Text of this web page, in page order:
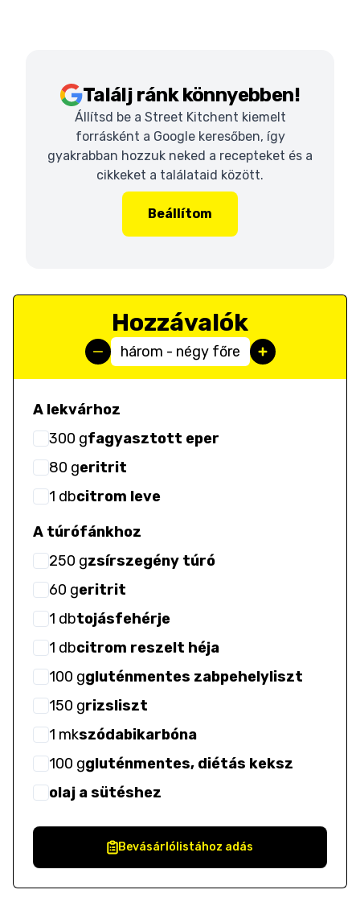
Találj ránk könnyebben!
Állítsd be a Street Kitchent kiemelt
forrásként a Google keresőben, így
gyakrabban hozzuk neked a recepteket és a
cikkeket a találataid között.
Beállítom
Hozzávalók
három - négy főre
A lekvárhoz
300 gfagyasztott eper
80 geritrit
1 dbcitrom leve
A túrófánkhoz
250 gzsírszegény túró
60 geritrit
1 dbtojásfehérje
1 dbcitrom reszelt héja
100 ggluténmentes zabpehelyliszt
150 grizsliszt
1 mkszódabikarbóna
100 ggluténmentes, diétás keksz
olaj a sütéshez
Bevásárlólistához adás